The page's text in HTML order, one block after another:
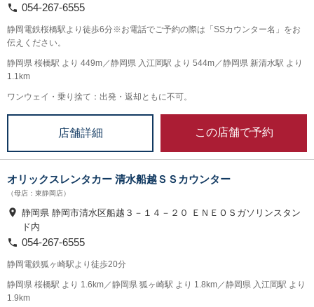
054-267-6555
静岡電鉄桜橋駅より徒歩6分※お電話でご予約の際は「SSカウンター名」をお
伝えください。
静岡県 桜橋駅 より 449m／静岡県 入江岡駅 より 544m／静岡県 新清水駅 より
1.1km
ワンウェイ・乗り捨て：出発・返却ともに不可。
店舗詳細 この店舗で予約
オリックスレンタカー 清水船越ＳＳカウンター
（母店：東静岡店）
静岡県 静岡市清水区船越３－１４－２０ ＥＮＥＯＳガソリンスタン
ド内
054-267-6555
静岡電鉄狐ヶ崎駅より徒歩20分
静岡県 桜橋駅 より 1.6km／静岡県 狐ヶ崎駅 より 1.8km／静岡県 入江岡駅 より
1.9km